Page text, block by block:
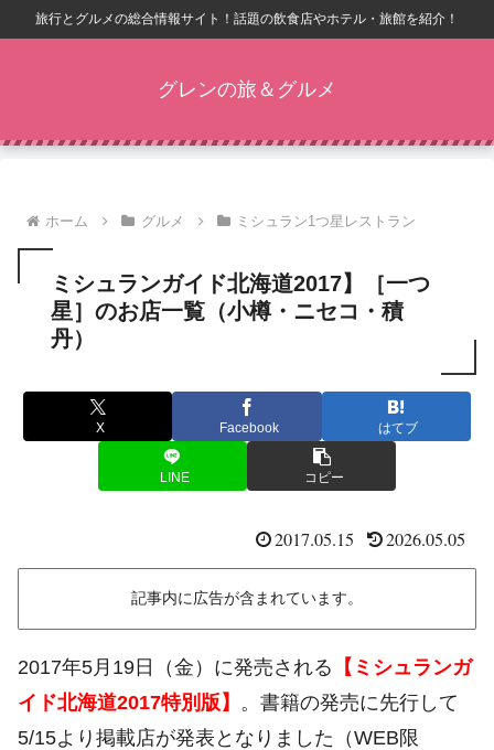
旅行とグルメの総合情報サイト！話題の飲食店やホテル・旅館を紹介！
グレンの旅＆グルメ
ホーム グルメ ミシュラン1つ星レストラン
ミシュランガイド北海道2017】［一つ
星］のお店一覧（小樽・ニセコ・積
丹）
X Facebook はてブ
LINE コピー
2017.05.15 2026.05.05
記事内に広告が含まれています。
2017年5月19日（金）に発売される 【ミシュランガ
イド北海道2017特別版】 。書籍の発売に先行して
5/15より掲載店が発表となりました（WEB限